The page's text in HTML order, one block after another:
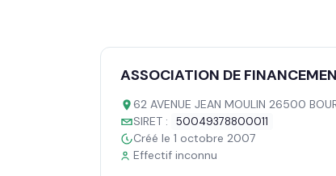
ASSOCIATION DE
62 AVENUE JEAN MOULIN 26500
SIRET :
50049378800011
Créé le 1 octobre 2007
Effectif inconnu